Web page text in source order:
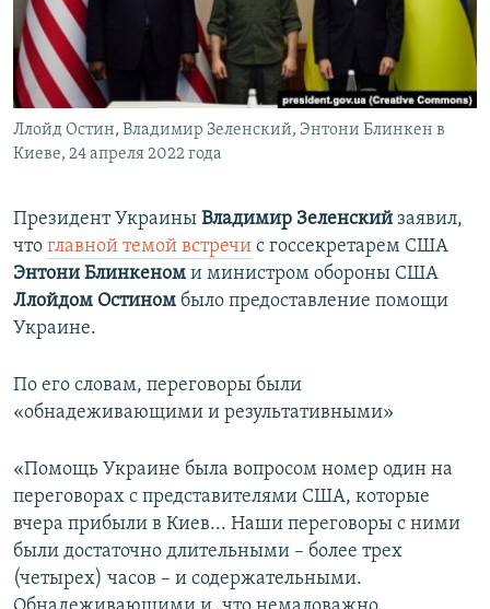
ПОБЕДИТЕЛЕЙ НЕ СУДЯТ?
КРЫМ.НЕПОКОРЕННЫЙ
ELIFBE
УКРАИНСКАЯ ПРОБЛЕМА КРЫМА
ПРИСОЕДИНЯЙТЕСЬ!
Все сайты RFE/RL
Ллойд Остин, Владимир Зеленский, Энтони Блинкен в
Киеве, 24 апреля 2022 года
Президент Украины Владимир Зеленский заявил,
что главной темой встречи с госсекретарем США
Энтони Блинкеном и министром обороны США
Ллойдом Остином было предоставление помощи
Украине.
По его словам, переговоры были
«обнадеживающими и результативными»
«Помощь Украине была вопросом номер один на
переговорах с представителями США, которые
вчера прибыли в Киев... Наши переговоры с ними
были достаточно длительными – более трех
(четырех) часов – и содержательными.